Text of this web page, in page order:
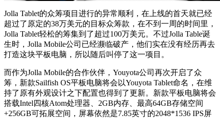
Jolla Tablet的众筹项目进行的异常顺利，在上线的首天就已经
超过了原定的38万美元的目标众筹款，在不到一周的时间里，
Jolla Tablet轻松的筹集到了超过100万美元。不过Jolla Table诞
生时，Jolla Mobile公司已经濒临破产，他们实在没有经历再去
打造这块平板电脑，所以随后叫停了这一项目。
而作为Jolla Mobile的合作伙伴，Youyota公司再次开启了众
筹，新款Sailfish OS平板电脑将会以Youyota Tablet命名，在维
持了原有外观设计之下配置也得到了更新。新款平板电脑将会
搭载Intel四核Atom处理器、2GB内存、最高64GB存储空间
+256GB可拓展空间，屏幕依然是7.85英寸的2048*1536 IPS屏